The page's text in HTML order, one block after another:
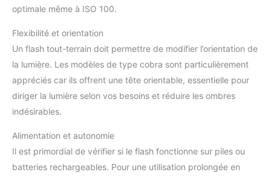
optimale même à ISO 100.
Flexibilité et orientation
Un flash tout-terrain doit permettre de modifier l’orientation de
la lumière. Les modèles de type cobra sont particulièrement
appréciés car ils offrent une tête orientable, essentielle pour
diriger la lumière selon vos besoins et réduire les ombres
indésirables.
Alimentation et autonomie
Il est primordial de vérifier si le flash fonctionne sur piles ou
batteries rechargeables. Pour une utilisation prolongée en